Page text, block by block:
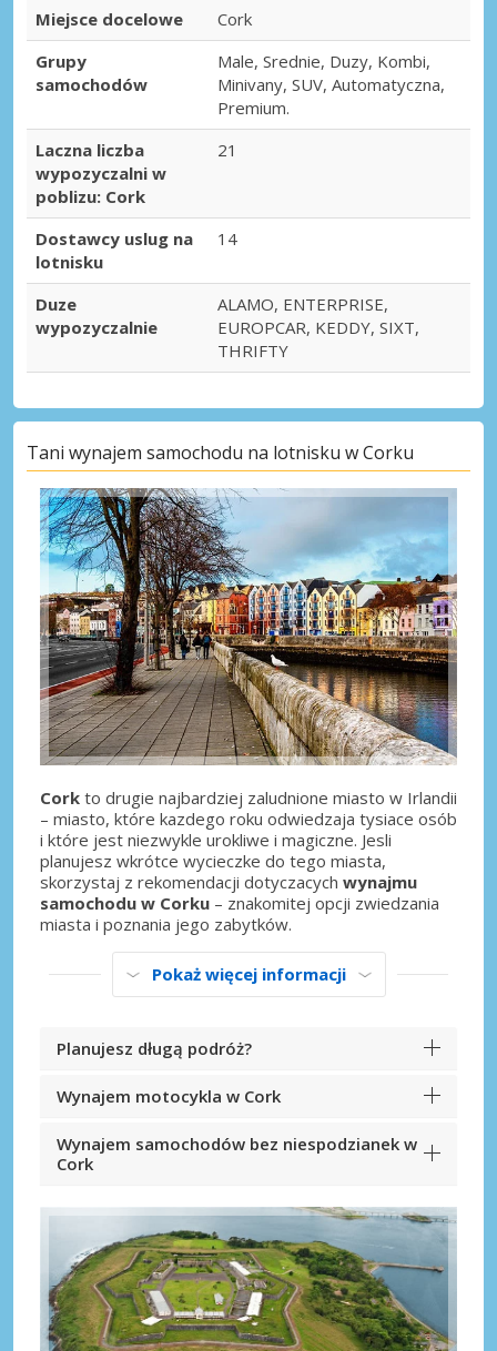
Miejsce docelowe
Cork
Grupy
samochodów
Male, Srednie, Duzy, Kombi,
Minivany, SUV, Automatyczna,
Premium.
Laczna liczba
wypozyczalni w
poblizu: Cork
21
Dostawcy uslug na
lotnisku
14
Duze
wypozyczalnie
ALAMO, ENTERPRISE,
EUROPCAR, KEDDY, SIXT,
THRIFTY
Tani wynajem samochodu na lotnisku w Corku
Cork to drugie najbardziej zaludnione miasto w Irlandii
– miasto, które kazdego roku odwiedzaja tysiace osób
i które jest niezwykle urokliwe i magiczne. Jesli
planujesz wkrótce wycieczke do tego miasta,
skorzystaj z rekomendacji dotyczacych wynajmu
samochodu w Corku – znakomitej opcji zwiedzania
miasta i poznania jego zabytków.
Pokaż więcej informacji
Planujesz długą podróż?
Wynajem motocykla w Cork
Wynajem samochodów bez niespodzianek w
Cork